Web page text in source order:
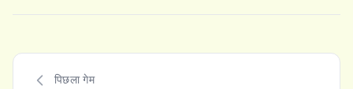
पिछला गेम